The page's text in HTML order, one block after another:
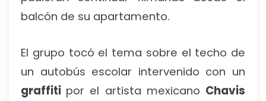
balcón de su apartamento.
El grupo tocó el tema sobre el techo de
un autobús escolar intervenido con un
graffiti por el artista mexicano Chavis